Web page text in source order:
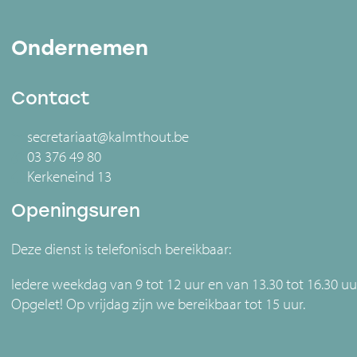
Ondernemen
Contact
secretariaat@kalmthout.be
03 376 49 80
Kerkeneind 13
Openingsuren
Deze dienst is telefonisch bereikbaar:
Iedere weekdag van 9 tot 12 uur en van 13.30 tot 16.30
Opgelet! Op vrijdag zijn we bereikbaar tot 15 uur.